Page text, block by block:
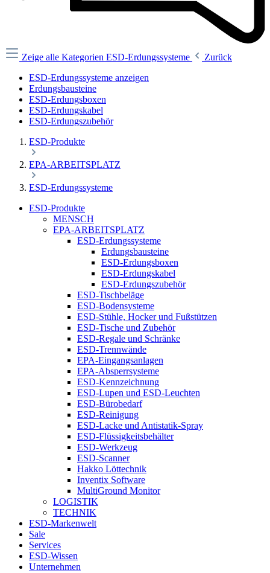
Zeige alle Kategorien ESD-Erdungssysteme
Zurück
ESD-Erdungssysteme anzeigen
Erdungsbausteine
ESD-Erdungsboxen
ESD-Erdungskabel
ESD-Erdungszubehör
ESD-Produkte
EPA-ARBEITSPLATZ
ESD-Erdungssysteme
ESD-Produkte
MENSCH
EPA-ARBEITSPLATZ
ESD-Erdungssysteme
Erdungsbausteine
ESD-Erdungsboxen
ESD-Erdungskabel
ESD-Erdungszubehör
ESD-Tischbeläge
ESD-Bodensysteme
ESD-Stühle, Hocker und Fußstützen
ESD-Tische und Zubehör
ESD-Regale und Schränke
ESD-Trennwände
EPA-Eingangsanlagen
EPA-Absperrsysteme
ESD-Kennzeichnung
ESD-Lupen und ESD-Leuchten
ESD-Bürobedarf
ESD-Reinigung
ESD-Lacke und Antistatik-Spray
ESD-Flüssigkeitsbehälter
ESD-Werkzeug
ESD-Scanner
Hakko Löttechnik
Inventix Software
MultiGround Monitor
LOGISTIK
TECHNIK
ESD-Markenwelt
Sale
Services
ESD-Wissen
Unternehmen